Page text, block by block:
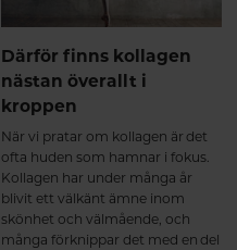
stödja ledernas funktion och
minska aktivitetsrelaterad ledvärk
hos vissa personer³⁴. Många
beskriver att kroppen känns: ✔
stel efter vila ✔ bättre återhämtad
efter fysisk aktivitet Hos personer
som tränar har forskning även
visat att kollagenpeptider, i
kombination med styrketräning,
kan stödja muskelmassa och
styrkeutveckling. Detta tros
Därför finns kollagen
nästan överallt i
kroppen
När vi pratar om kollagen är det
ofta huden som hamnar i fokus.
Kollagen har under många år
blivit ett välkänt ämne inom
skönhet och välmående, och
många förknippar det med en del